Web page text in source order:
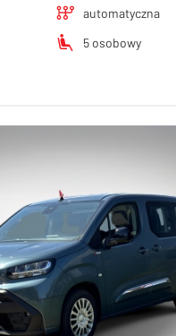
automatyczna
5 osobowy